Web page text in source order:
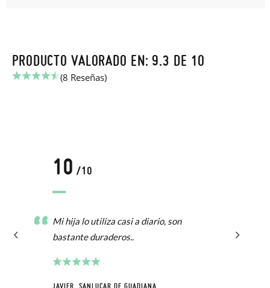
PRODUCTO VALORADO EN: 9.3 DE 10
(8 Reseñas)
10 /10
Mi hija lo utiliza casi a diario, son
bastante duraderos..
JAVIER, SANLUCAR DE GUADIANA